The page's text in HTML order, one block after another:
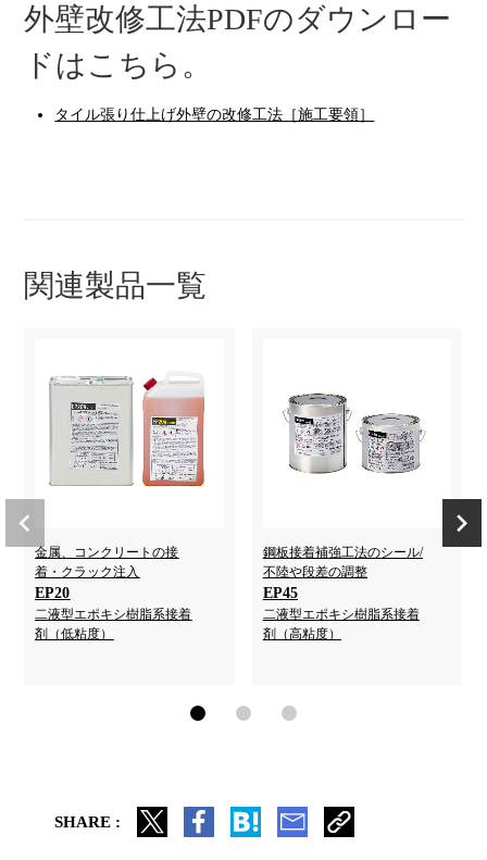
外壁改修工法PDFのダウンロー
ドはこちら。
タイル張り仕上げ外壁の改修工法［施工要領］
関連製品一覧
金属、コンクリートの接
着・クラック注入
EP20
二液型エポキシ樹脂系接着
剤（低粘度）
鋼板接着補強工法のシール/
不陸や段差の調整
EP45
二液型エポキシ樹脂系接着
剤（高粘度）
SHARE :